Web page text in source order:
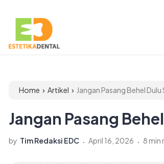
Home › Artikel › Jangan Pasang Behel
Jangan Pasang
by Tim Redaksi EDC April 16, 2026 8 min